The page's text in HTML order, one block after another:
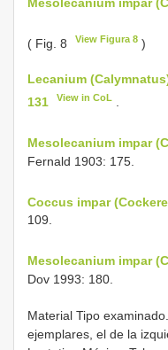
( Fig. 8 View Figura 8 )
Lecanium
131
View in CoL
Mesolecanium impar
Fernald 1903: 175.
Coccus impar
109.
Mesolecanium impar
Dov 1993: 180.
Material Tipo
ejemplares, el de la